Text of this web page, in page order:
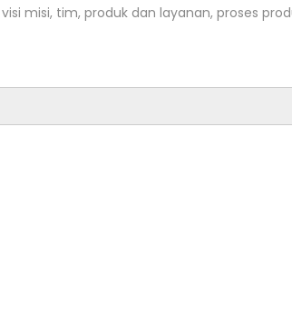
misi, tim, produk dan layanan, proses